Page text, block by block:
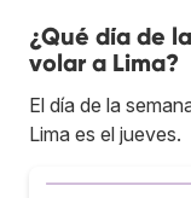
¿Qué día de
volar a Lima?
El día de la
Lima es el jueves.